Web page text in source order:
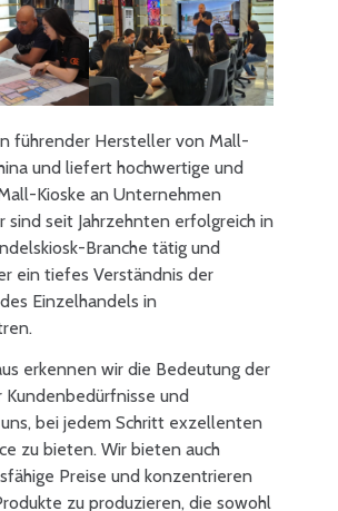
führender Hersteller von Mall-
und liefert hochwertige und
Kioske an Unternehmen
sind seit Jahrzehnten erfolgreich in
Branche tätig und
ein tiefes Verständnis der
Einzelhandels in
erkennen wir die Bedeutung der
Kundenbedürfnisse und
bei jedem Schritt exzellenten
zu bieten. Wir bieten auch
Preise und konzentrieren
zu produzieren, die sowohl